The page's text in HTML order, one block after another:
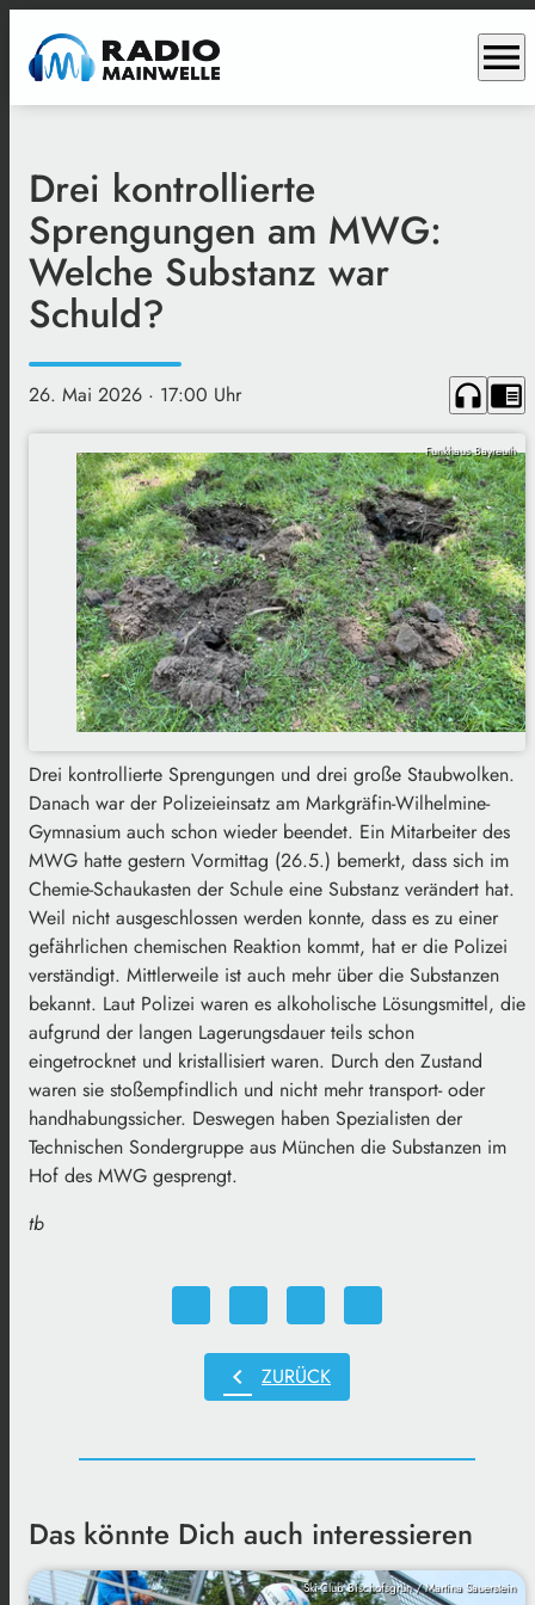
menu
Drei kontrollierte
Sprengungen am MWG:
Welche Substanz war
Schuld?
26. Mai 2026 · 17:00 Uhr headphones chrome_reader_mode
Funkhaus Bayreuth
Drei kontrollierte Sprengungen und drei große Staubwolken.
Danach war der Polizeieinsatz am Markgräfin-Wilhelmine-
Gymnasium auch schon wieder beendet. Ein Mitarbeiter des
MWG hatte gestern Vormittag (26.5.) bemerkt, dass sich im
Chemie-Schaukasten der Schule eine Substanz verändert hat.
Weil nicht ausgeschlossen werden konnte, dass es zu einer
gefährlichen chemischen Reaktion kommt, hat er die Polizei
verständigt. Mittlerweile ist auch mehr über die Substanzen
bekannt. Laut Polizei waren es alkoholische Lösungsmittel, die
aufgrund der langen Lagerungsdauer teils schon
eingetrocknet und kristallisiert waren. Durch den Zustand
waren sie stoßempfindlich und nicht mehr transport- oder
handhabungssicher. Deswegen haben Spezialisten der
Technischen Sondergruppe aus München die Substanzen im
Hof des MWG gesprengt.
tb
chevron_left ZURÜCK
Das könnte Dich auch interessieren
Ski-Club Bischofsgrün / Martina Sauerstein